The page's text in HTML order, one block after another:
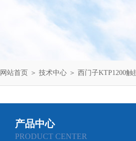
网站首页 ＞ 技术中心 ＞ 西门子KTP1200
产品中心
PRODUCT CENTER